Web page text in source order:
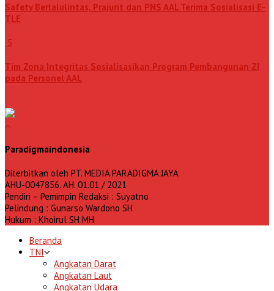
Safety Berlalulintas, Prajurit dan PNS AAL Terima Sosialisasi E-
TLE
5
Tim Zona Integritas Sosialisasikan Program Pembangunan ZI
pada Personel AAL
Paradigmaindonesia
Diterbitkan oleh PT. MEDIA PARADIGMA JAYA
AHU-0047856. AH. 01.01 / 2021
Pendiri – Pemimpin Redaksi : Suyatno
Pelindung : Gunarso Wardono SH
Hukum : Khoirul SH MH
Beranda
TNI
Angkatan Darat
Angkatan Laut
Angkatan Udara